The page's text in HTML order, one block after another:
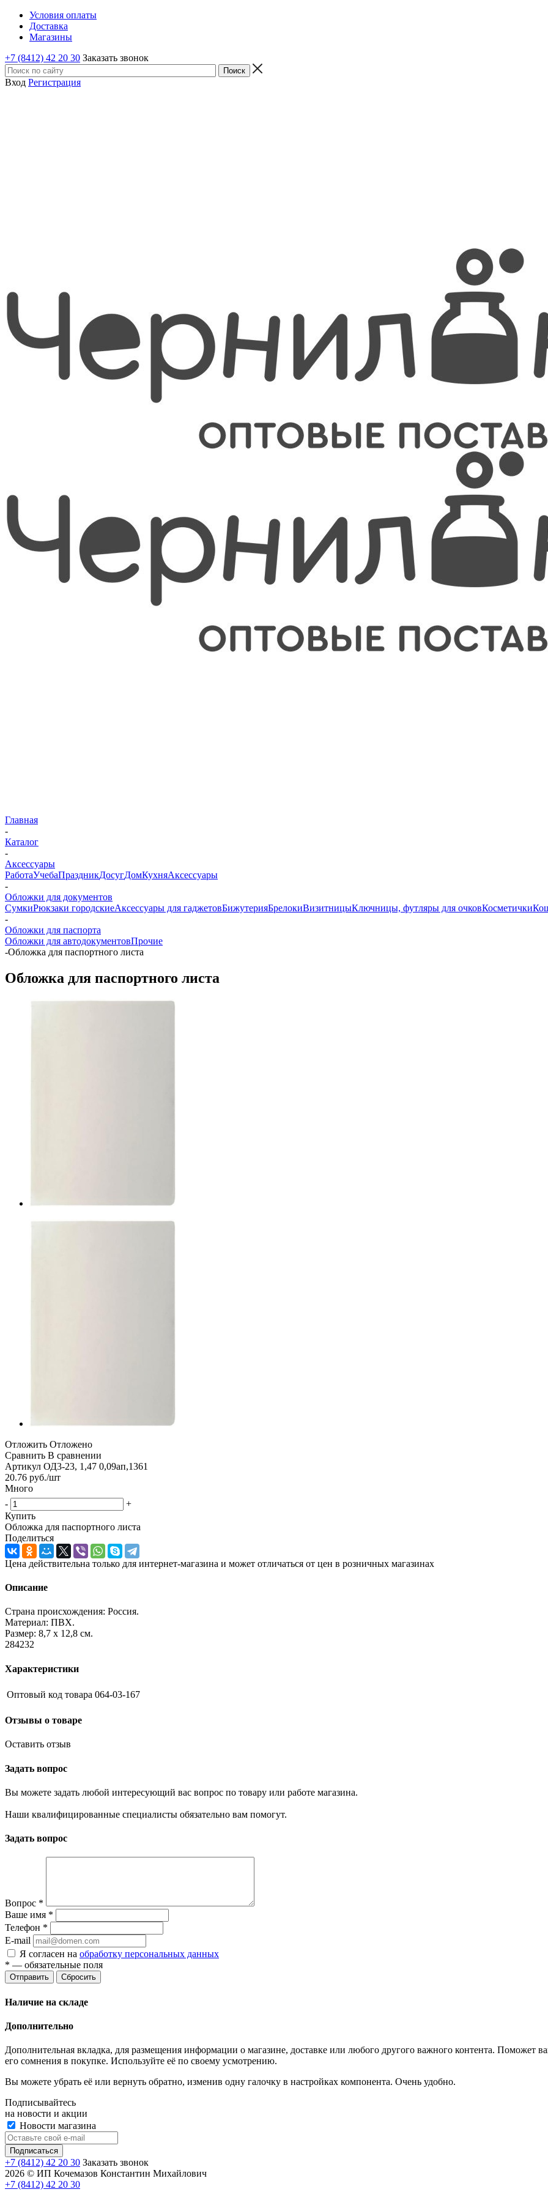
Условия оплаты
Доставка
Магазины
+7 (8412) 42 20 30 Заказать звонок
Вход Регистрация
Главная
-
Каталог
-
Аксессуары
РаботаУчебаПраздникДосугДомКухняАксессуары
-
Обложки для документов
СумкиРюкзаки городскиеАксессуары для гаджетовБижутерияБрелокиВизитницыКлючницы, футляры для очковКосметички
-
Обложки для паспорта
Обложки для автодокументовПрочие
-Обложка для паспортного листа
Обложка для паспортного листа
Отложить Отложено
Сравнить В сравнении
Артикул ОД3-23, 1,47 0,09ап,1361
20.76 руб./шт
Много
-
+
Купить
Обложка для паспортного листа
Поделиться
Цена действительна только для интернет-магазина и может отличаться от цен в розничных магазинах
Описание
Страна происхождения: Россия.
Материал: ПВХ.
Размер: 8,7 х 12,8 см.
284232
Характеристики
Оптовый код товара 064-03-167
Отзывы о товаре
Оставить отзыв
Задать вопрос
Вы можете задать любой интересующий вас вопрос по товару или работе магазина.
Наши квалифицированные специалисты обязательно вам помогут.
Задать вопрос
Вопрос *
Ваше имя *
Телефон *
E-mail
Я согласен на обработку персональных данных
* — обязательные поля
Отправить Сбросить
Наличие на складе
Дополнительно
Дополнительная вкладка, для размещения информации о магазине, доставке или любого другого важного контента. Поможет
его сомнения в покупке. Используйте её по своему усмотрению.
Вы можете убрать её или вернуть обратно, изменив одну галочку в настройках компонента. Очень удобно.
Подписывайтесь
на новости и акции
Новости магазина
+7 (8412) 42 20 30 Заказать звонок
2026 © ИП Кочемазов Константин Михайлович
+7 (8412) 42 20 30